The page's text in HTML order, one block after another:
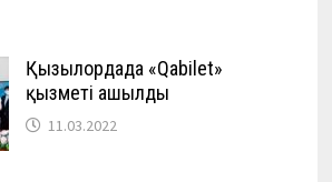
Қызылордада «Qabilet»
қызметі ашылды
11.03.2022